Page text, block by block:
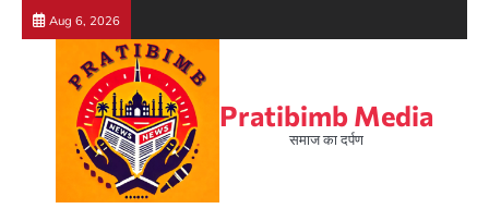
Skip
Aug 6, 2026
Pratibimb Media
समाज का दर्पण